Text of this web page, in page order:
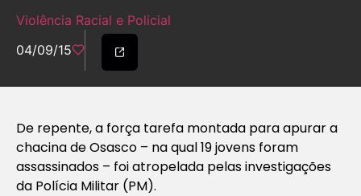
Violência Racial e Policial
04/09/15
De repente, a força tarefa montada para apurar a
chacina de Osasco – na qual 19 jovens foram
assassinados – foi atropelada pelas investigações
da Polícia Militar (PM).